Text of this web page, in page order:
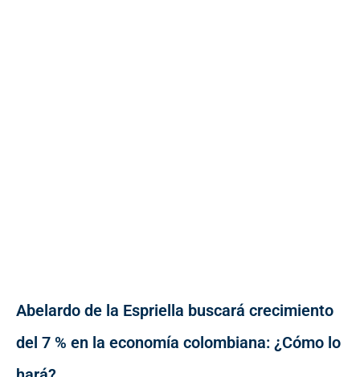
Abelardo de la Espriella buscará crecimiento
del 7 % en la economía colombiana: ¿Cómo lo